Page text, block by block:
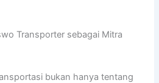
Transporter sebagai Mitra
bukan hanya tentang